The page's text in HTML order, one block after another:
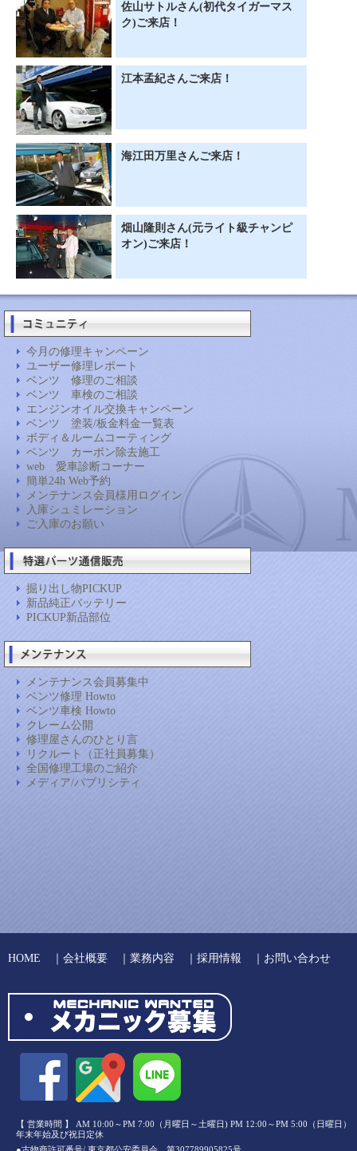
佐山サトルさん(初代タイガーマス
ク)ご来店！
江本孟紀さんご来店！
海江田万里さんご来店！
畑山隆則さん(元ライト級チャンピ
オン)ご来店！
今月の修理キャンペーン
ユーザー修理レポート
ベンツ 修理のご相談
ベンツ 車検のご相談
エンジンオイル交換キャンペーン
ベンツ 塗装/板金料金一覧表
ボディ＆ルームコーティング
ベンツ カーボン除去施工
web 愛車診断コーナー
簡単24h Web予約
メンテナンス会員様用ログイン
入庫シュミレーション
ご入庫のお願い
掘り出し物PICKUP
新品純正バッテリー
PICKUP新品部位
メンテナンス会員募集中
ベンツ修理 Howto
ベンツ車検 Howto
クレーム公開
修理屋さんのひとり言
リクルート（正社員募集）
全国修理工場のご紹介
メディア/パブリシティ
HOME ｜ 会社概要 ｜ 業務内容 ｜ 採用情報 ｜ お問い合わせ
【 営業時間 】 AM 10:00～PM 7:00（月曜日～土曜日) PM 12:00～PM 5:00（日曜日）
年末年始及び祝日定休